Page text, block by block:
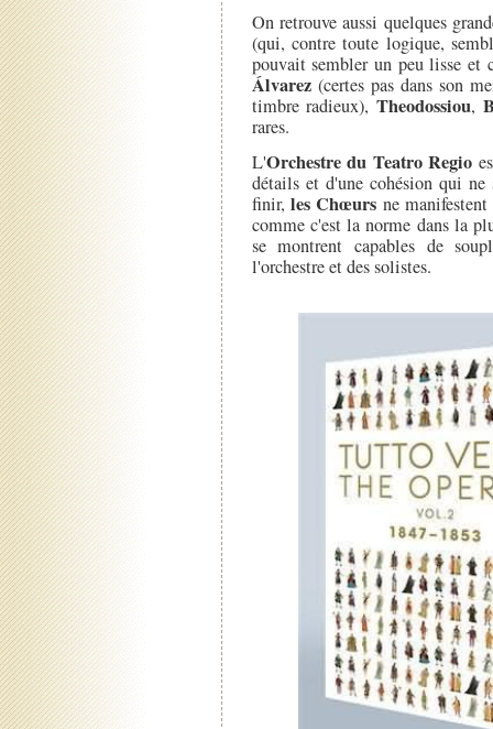
On retrouve aussi quelques
(qui, contre toute logique,
pouvait sembler un peu lisse et
Álvarez(certes pas dans son
timbre radieux),Theodossiou,
rares.
L'Orchestre du Teatro Regio
détails et d'une cohésion qui
finir,les Chœurs ne
comme c'est la norme dans la
se montrent capables de
l'orchestre et des solistes.